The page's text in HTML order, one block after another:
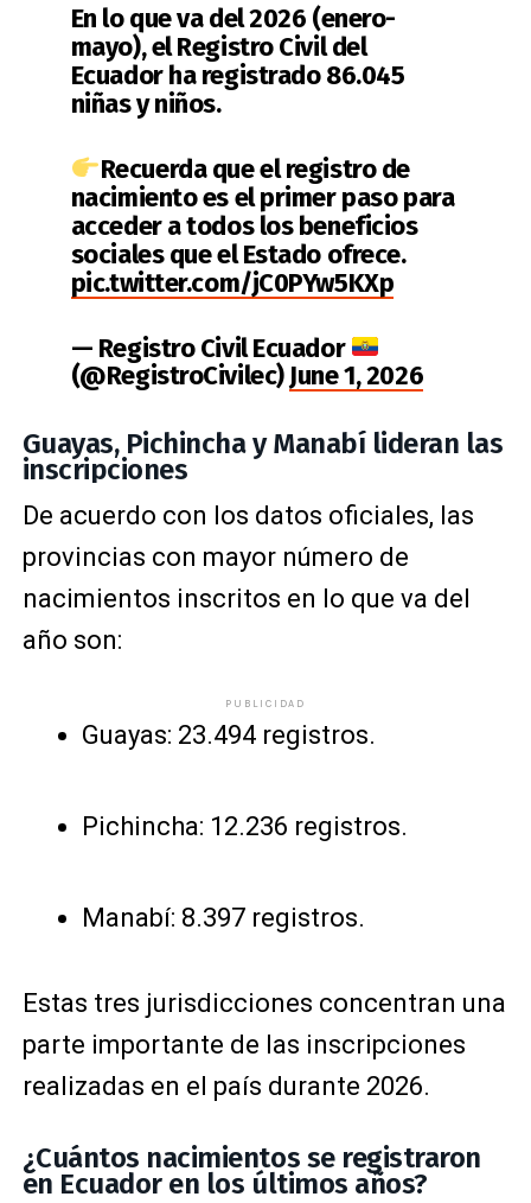
En lo que va del 2026 (enero-
mayo), el Registro Civil del
Ecuador ha registrado 86.045
niñas y niños.
Recuerda que el registro de
nacimiento es el primer paso para
acceder a todos los beneficios
sociales que el Estado ofrece.
pic.twitter.com/jC0PYw5KXp
— Registro Civil Ecuador
(@RegistroCivilec)June 1, 2026
Guayas, Pichincha y Manabí lideran las
inscripciones
De acuerdo con los datos oficiales, las
provincias con mayor número de
nacimientos inscritos en lo que va del
año son:
PUBLICIDAD
Guayas: 23.494 registros.
Pichincha: 12.236 registros.
Manabí: 8.397 registros.
Estas tres jurisdicciones concentran una
parte importante de las inscripciones
realizadas en el país durante 2026.
¿Cuántos nacimientos se registraron
en Ecuador en los últimos años?